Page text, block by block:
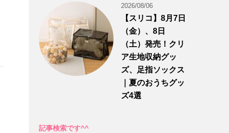
2026/08/06
【スリコ】8月7日
（金）、8日
（土）発売！クリ
ア生地収納グッ
ズ、足指ソックス
｜夏のおうちグッ
ズ4選
記事検索です^^